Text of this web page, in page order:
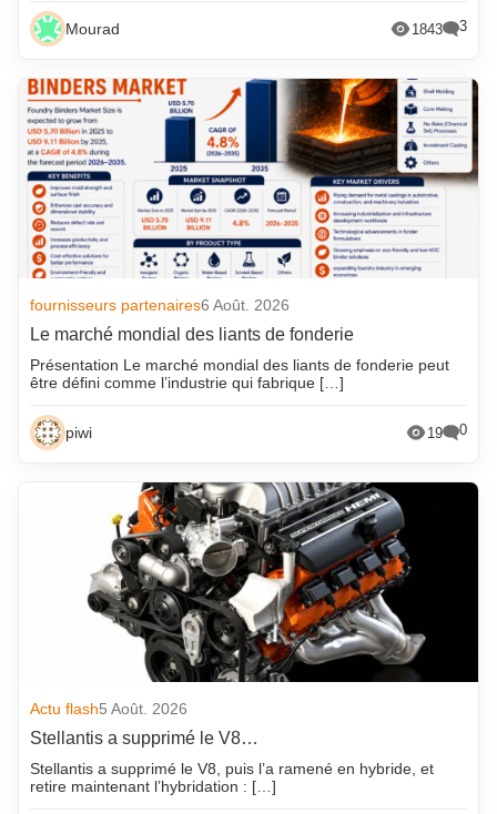
Mourad 1843 3
fournisseurs partenaires6 Août. 2026
Le marché mondial des liants de fonderie
Présentation Le marché mondial des liants de fonderie peut
être défini comme l’industrie qui fabrique […]
piwi 19 0
Actu flash5 Août. 2026
Stellantis a supprimé le V8…
Stellantis a supprimé le V8, puis l’a ramené en hybride, et
retire maintenant l’hybridation : […]